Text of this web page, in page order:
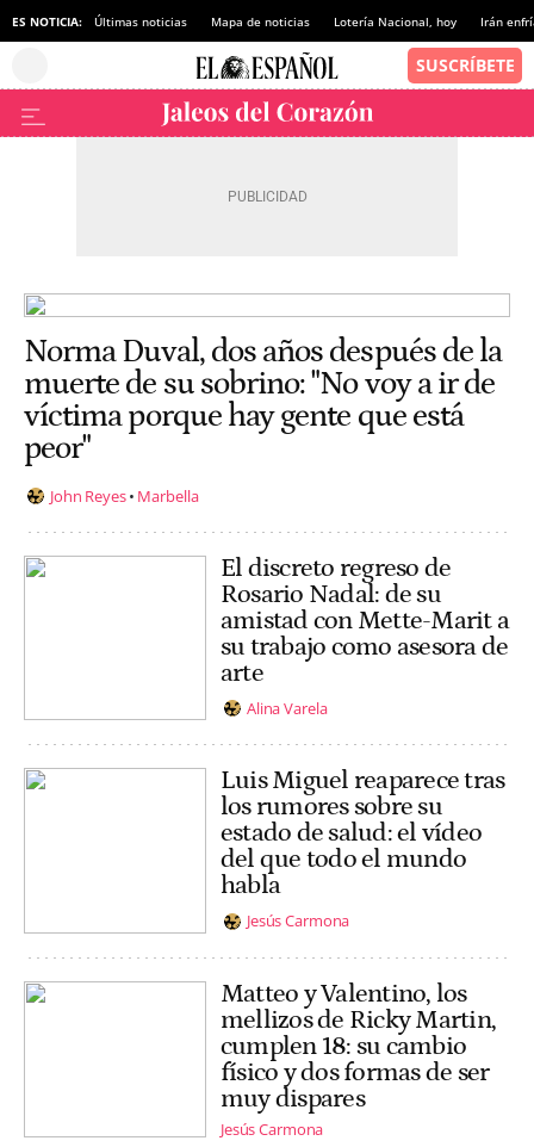
ES NOTICIA: Últimas noticias Mapa de noticias Lotería Nacional, hoy Irán
Norma Duval, dos años después de la
muerte de su sobrino: "No voy a ir de
víctima porque hay gente que está
peor"
John Reyes Marbella
El discreto regreso de
Rosario Nadal: de su
amistad con Mette-Marit a
su trabajo como asesora de
arte
Alina Varela
Luis Miguel reaparece tras
los rumores sobre su
estado de salud: el vídeo
del que todo el mundo
habla
Jesús Carmona
Matteo y Valentino, los
mellizos de Ricky Martin,
cumplen 18: su cambio
físico y dos formas de ser
muy dispares
Jesús Carmona